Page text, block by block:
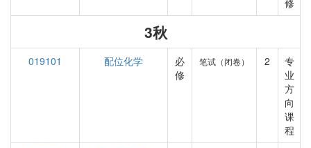
修
3秋
019101 配位化学
必
修
笔试（闭卷） 2
专
业
方
向
课
程